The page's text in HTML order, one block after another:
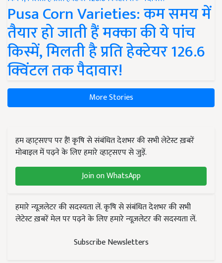
Pusa Corn Varieties: कम समय में
तैयार हो जाती हैं मक्का की ये पांच
किस्में, मिलती है प्रति हेक्टेयर 126.6
क्विंटल तक पैदावार!
More Stories
हम व्हाट्सएप पर हैं! कृषि से संबंधित देशभर की सभी लेटेस्ट ख़बरें
मोबाइल में पढ़ने के लिए हमारे व्हाट्सएप से जुड़ें.
Join on WhatsApp
हमारे न्यूज़लेटर की सदस्यता लें. कृषि से संबंधित देशभर की सभी
लेटेस्ट ख़बरें मेल पर पढ़ने के लिए हमारे न्यूज़लेटर की सदस्यता लें.
Subscribe Newsletters